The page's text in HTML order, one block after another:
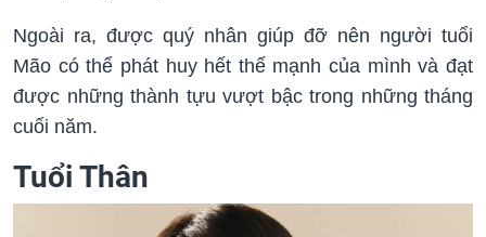
Ngoài ra, được quý nhân giúp đỡ nên người tuổi
Mão có thể phát huy hết thế mạnh của mình và đạt
được những thành tựu vượt bậc trong những tháng
cuối năm.
Tuổi Thân